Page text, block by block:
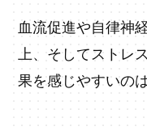
血流促進や自律神
上、そしてストレ
果を感じやすいの